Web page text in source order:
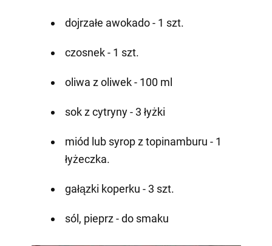
dojrzałe awokado - 1 szt.
czosnek - 1 szt.
oliwa z oliwek - 100 ml
sok z cytryny - 3 łyżki
miód lub syrop z topinamburu - 1
łyżeczka.
gałązki koperku - 3 szt.
sól, pieprz - do smaku